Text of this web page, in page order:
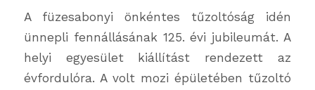
A füzesabonyi önkéntes tűzoltóság idén
ünnepli fennállásának 125. évi jubileumát. A
helyi egyesület kiállítást rendezett az
évfordulóra. A volt mozi épületében tűzoltó